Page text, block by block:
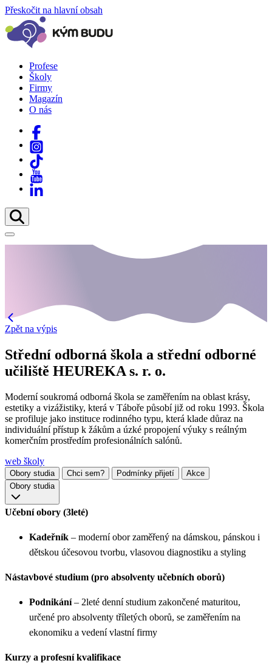
Přeskočit na hlavní obsah
Profese
Školy
Firmy
Magazín
O nás
Zpět na výpis
Střední odborná škola a střední odborné
učiliště HEUREKA s. r. o.
Moderní soukromá odborná škola se zaměřením na oblast krásy,
estetiky a vizážistiky, která v Táboře působí již od roku 1993. Škola
se profiluje jako instituce rodinného typu, která klade důraz na
individuální přístup k žákům a úzké propojení výuky s reálným
komerčním prostředím profesionálních salónů.
web školy
Obory studia Chci sem? Podmínky přijetí
Akce
Obory studia
Učební obory (3leté)
Kadeřník – moderní obor zaměřený na dámskou, pánskou i
dětskou účesovou tvorbu, vlasovou diagnostiku a styling
Nástavbové studium (pro absolventy učebních oborů)
Podnikání– 2leté denní studium zakončené maturitou,
určené pro absolventy tříletých oborů, se zaměřením na
ekonomiku a vedení vlastní firmy
Kurzy a profesní kvalifikace